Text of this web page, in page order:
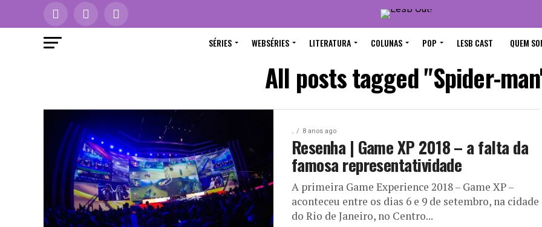
SÉRIES WEBSÉRIES LITERATURA COLUNAS POP LESB CAST QUEM
All posts tagged "Spider-
. 8 anos ago
Resenha | Game XP 2018 – a falta da
famosa representatividade
A primeira Game Experience 2018 – Game XP –
aconteceu entre os dias 6 e 9 de setembro, na cidade
do Rio de Janeiro, no Centro...